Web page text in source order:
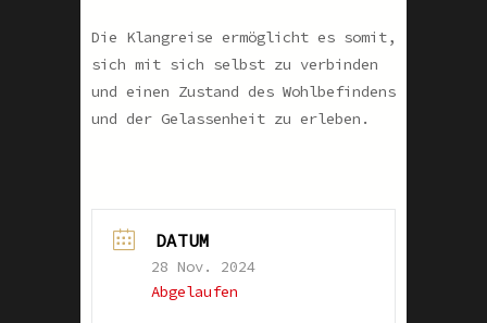
Die Klangreise ermöglicht es somit,
sich mit sich selbst zu verbinden
und einen Zustand des Wohlbefindens
und der Gelassenheit zu erleben.
DATUM
28 Nov. 2024
Abgelaufen